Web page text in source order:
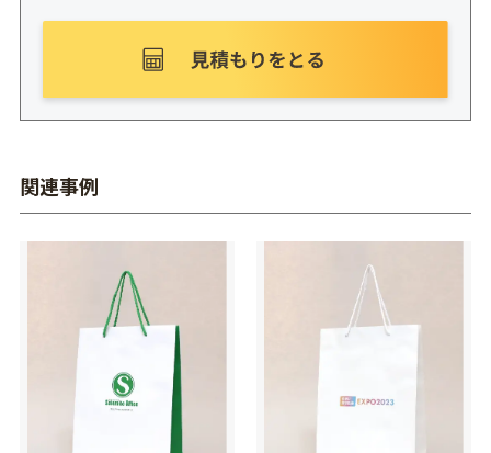
関連事例